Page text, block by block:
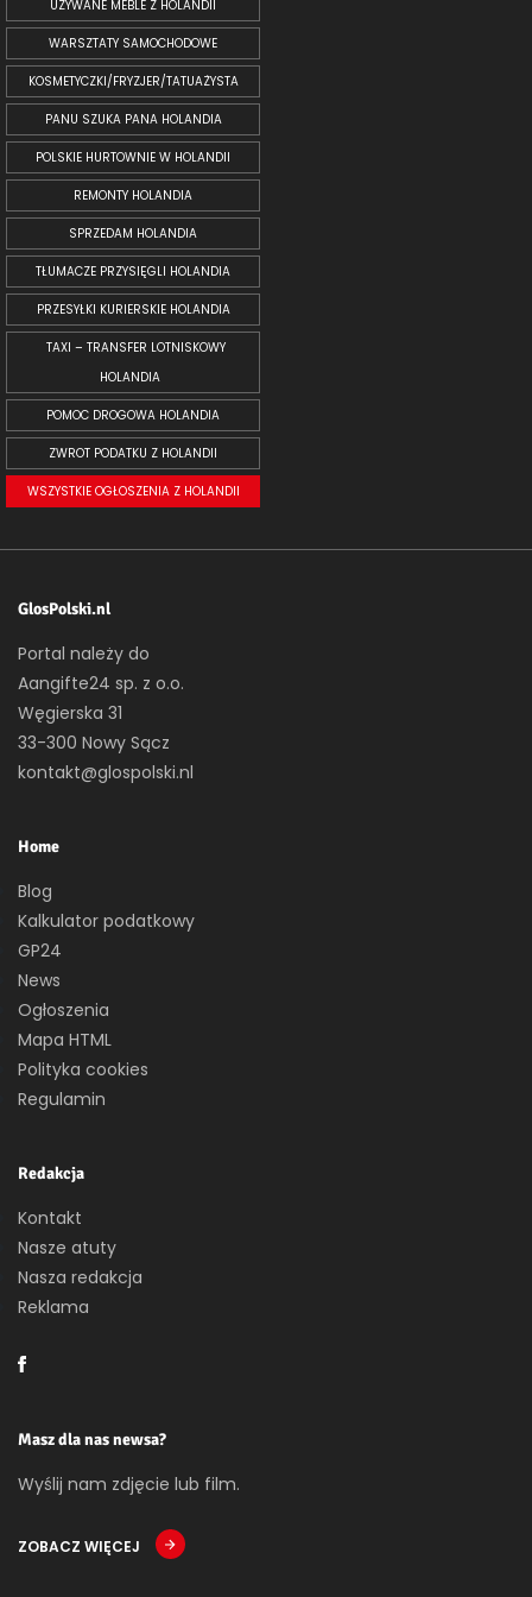
UŻYWANE MEBLE Z HOLANDII
WARSZTATY SAMOCHODOWE
KOSMETYCZKI/FRYZJER/TATUAŻYSTA
PANU SZUKA PANA HOLANDIA
POLSKIE HURTOWNIE W HOLANDII
REMONTY HOLANDIA
SPRZEDAM HOLANDIA
TŁUMACZE PRZYSIĘGLI HOLANDIA
PRZESYŁKI KURIERSKIE HOLANDIA
TAXI – TRANSFER LOTNISKOWY
HOLANDIA
POMOC DROGOWA HOLANDIA
ZWROT PODATKU Z HOLANDII
WSZYSTKIE OGŁOSZENIA Z HOLANDII
GlosPolski.nl
Portal należy do
Aangifte24 sp. z o.o.
Węgierska 31
33-300 Nowy Sącz
kontakt@glospolski.nl
Home
Blog
Kalkulator podatkowy
GP24
News
Ogłoszenia
Mapa HTML
Polityka cookies
Regulamin
Redakcja
Kontakt
Nasze atuty
Nasza redakcja
Reklama
Masz dla nas newsa?
Wyślij nam zdjęcie lub film.
ZOBACZ WIĘCEJ